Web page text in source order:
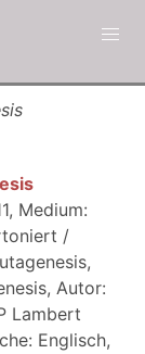
Medium:
/
Autor:
Lambert
Englisch,